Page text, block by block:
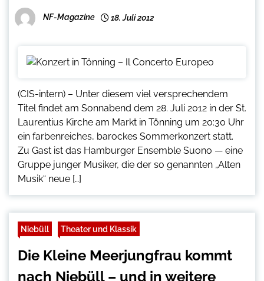
NF-Magazine 18. Juli 2012
(CIS-intern) – Unter diesem viel versprechendem
Titel findet am Sonnabend dem 28. Juli 2012 in der St.
Laurentius Kirche am Markt in Tönning um 20:30 Uhr
ein farbenreiches, barockes Sommerkonzert statt.
Zu Gast ist das Hamburger Ensemble Suono — eine
Gruppe junger Musiker, die der so genannten „Alten
Musik“ neue […]
Niebüll Theater und Klassik
Die Kleine Meerjungfrau kommt
nach Niebüll – und in weitere